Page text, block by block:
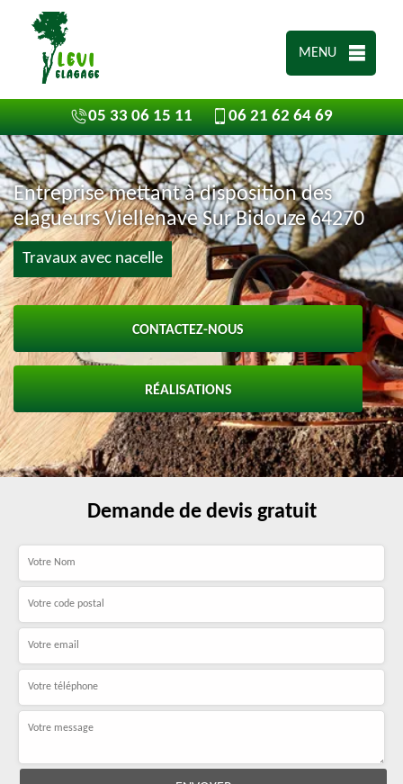
MENU
05 33 06 15 11 06 21 62 64 69
Entreprise mettant à disposition des
elagueurs Viellenave Sur Bidouze 64270
Travaux avec nacelle
CONTACTEZ-NOUS
RÉALISATIONS
Demande de devis gratuit